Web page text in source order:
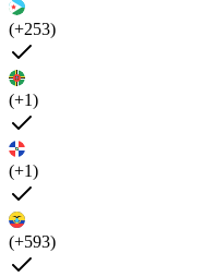
(+253)
(+1)
(+1)
(+593)